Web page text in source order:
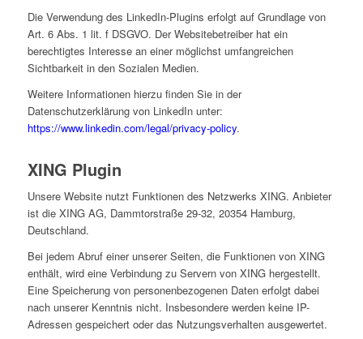
Die Verwendung des LinkedIn-Plugins erfolgt auf Grundlage von
Art. 6 Abs. 1 lit. f DSGVO. Der Websitebetreiber hat ein
berechtigtes Interesse an einer möglichst umfangreichen
Sichtbarkeit in den Sozialen Medien.
Weitere Informationen hierzu finden Sie in der
Datenschutzerklärung von LinkedIn unter:
https://www.linkedin.com/legal/privacy-policy.
XING Plugin
Unsere Website nutzt Funktionen des Netzwerks XING. Anbieter
ist die XING AG, Dammtorstraße 29-32, 20354 Hamburg,
Deutschland.
Bei jedem Abruf einer unserer Seiten, die Funktionen von XING
enthält, wird eine Verbindung zu Servern von XING hergestellt.
Eine Speicherung von personenbezogenen Daten erfolgt dabei
nach unserer Kenntnis nicht. Insbesondere werden keine IP-
Adressen gespeichert oder das Nutzungsverhalten ausgewertet.